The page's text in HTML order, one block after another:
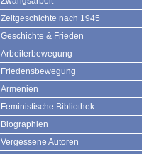
Zeitgeschichte nach 1945
Geschichte & Frieden
Arbeiterbewegung
Friedensbewegung
Armenien
Feministische Bibliothek
Biographien
Vergessene Autoren